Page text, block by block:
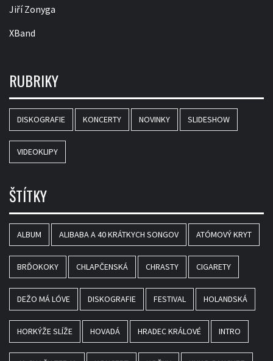
Jiří Zonyga
XBand
RUBRIKY
DISKOGRAFIE KONCERTY NOVINKY SLIDESHOW
VIDEOKLIPY
ŠTÍTKY
ALBUM ALIBABA A 40 KRÁTKYCH SONGOV ATÓMOVÝ KRYT
BRĎOKOKY CHLAPČENSKÁ CHRASTY CIGARETY
DEŽO MÁ LÓVE DISKOGRAFIE FESTIVAL HOLANDSKÁ
HORKÝŽE SLÍŽE HOVADÁ HRADEC KRÁLOVÉ INTRO